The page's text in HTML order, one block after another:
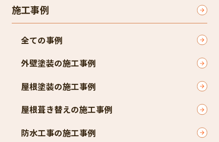
施工事例
全ての事例
外壁塗装の施工事例
屋根塗装の施工事例
屋根葺き替えの施工事例
防水工事の施工事例